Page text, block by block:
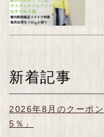
新着記事
2026年8月のクーポ
5％」